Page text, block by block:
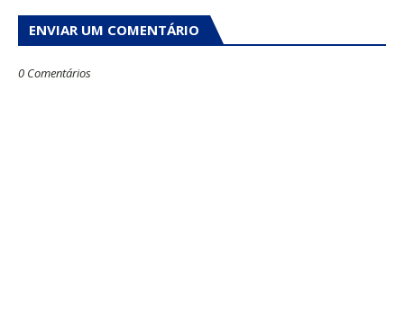
ENVIAR UM COMENTÁRIO
0 Comentários